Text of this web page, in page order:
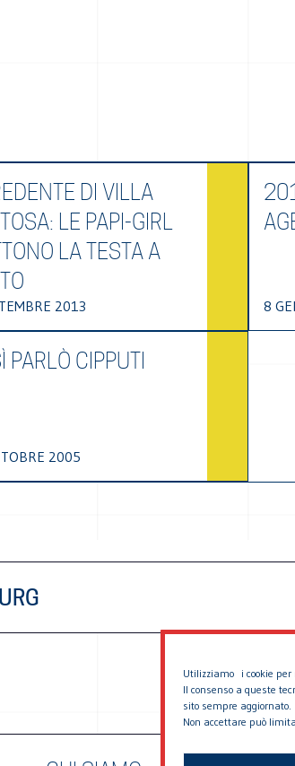
Utilizziamo i cookie
Il consenso a queste
sito sempre aggiornato.
Non accettare può
DI VILLA
LE PAPI-GIRL
LA TESTA A
2013 8
PARLÒ CIPPUTI
2005